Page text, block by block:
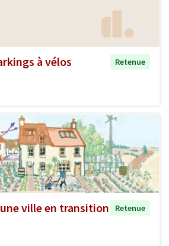
à vélos
Retenue
ville en transition
Retenue